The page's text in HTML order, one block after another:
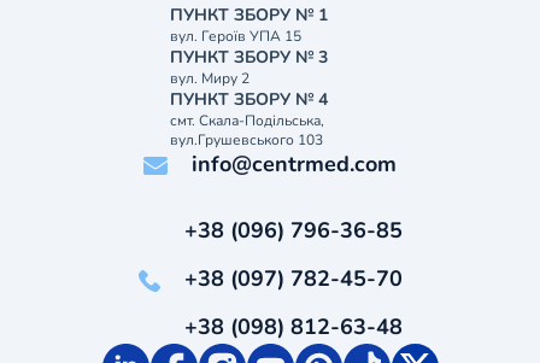
ПУНКТ ЗБОРУ № 1
вул. Героїв УПА 15
ПУНКТ ЗБОРУ № 3
вул. Миру 2
ПУНКТ ЗБОРУ № 4
смт. Скала-Подільська,
вул.Грушевського 103
info@centrmed.com
+38 (096) 796-36-85
+38 (097) 782-45-70
+38 (098) 812-63-48